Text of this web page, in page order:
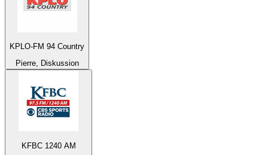
KPLO-FM 94 Country
Pierre, Diskussion
KFBC 1240 AM